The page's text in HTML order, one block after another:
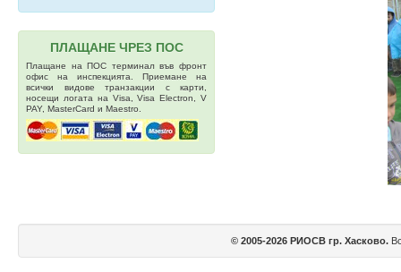
ПЛАЩАНЕ ЧРЕЗ ПОС
Плащане на ПОС терминал във фронт
офис на инспекцията. Приемане на
всички видове транзакции с карти,
носещи логата на Visa, Visa Electron, V
PAY, MasterCard и Maestro.
© 2005-2026 РИОСВ гр. Хасково.